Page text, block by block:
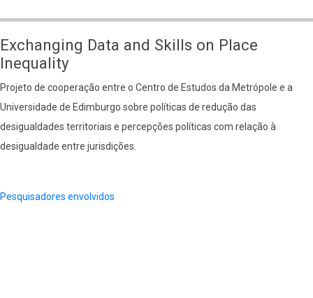
Provisão
de
Serviços
Públicos
Exchanging Data and Skills on Place
Inequality
Projeto de cooperação entre o Centro de Estudos da Metrópole e a
Universidade de Edimburgo sobre políticas de redução das
desigualdades territoriais e percepções políticas com relação à
desigualdade entre jurisdições.
Pesquisadores envolvidos